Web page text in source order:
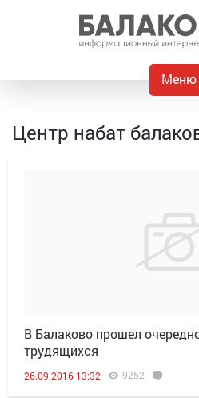
Меню
Центр набат
В Балаково прошел
трудящихся
26.09.2016 13:32 9252